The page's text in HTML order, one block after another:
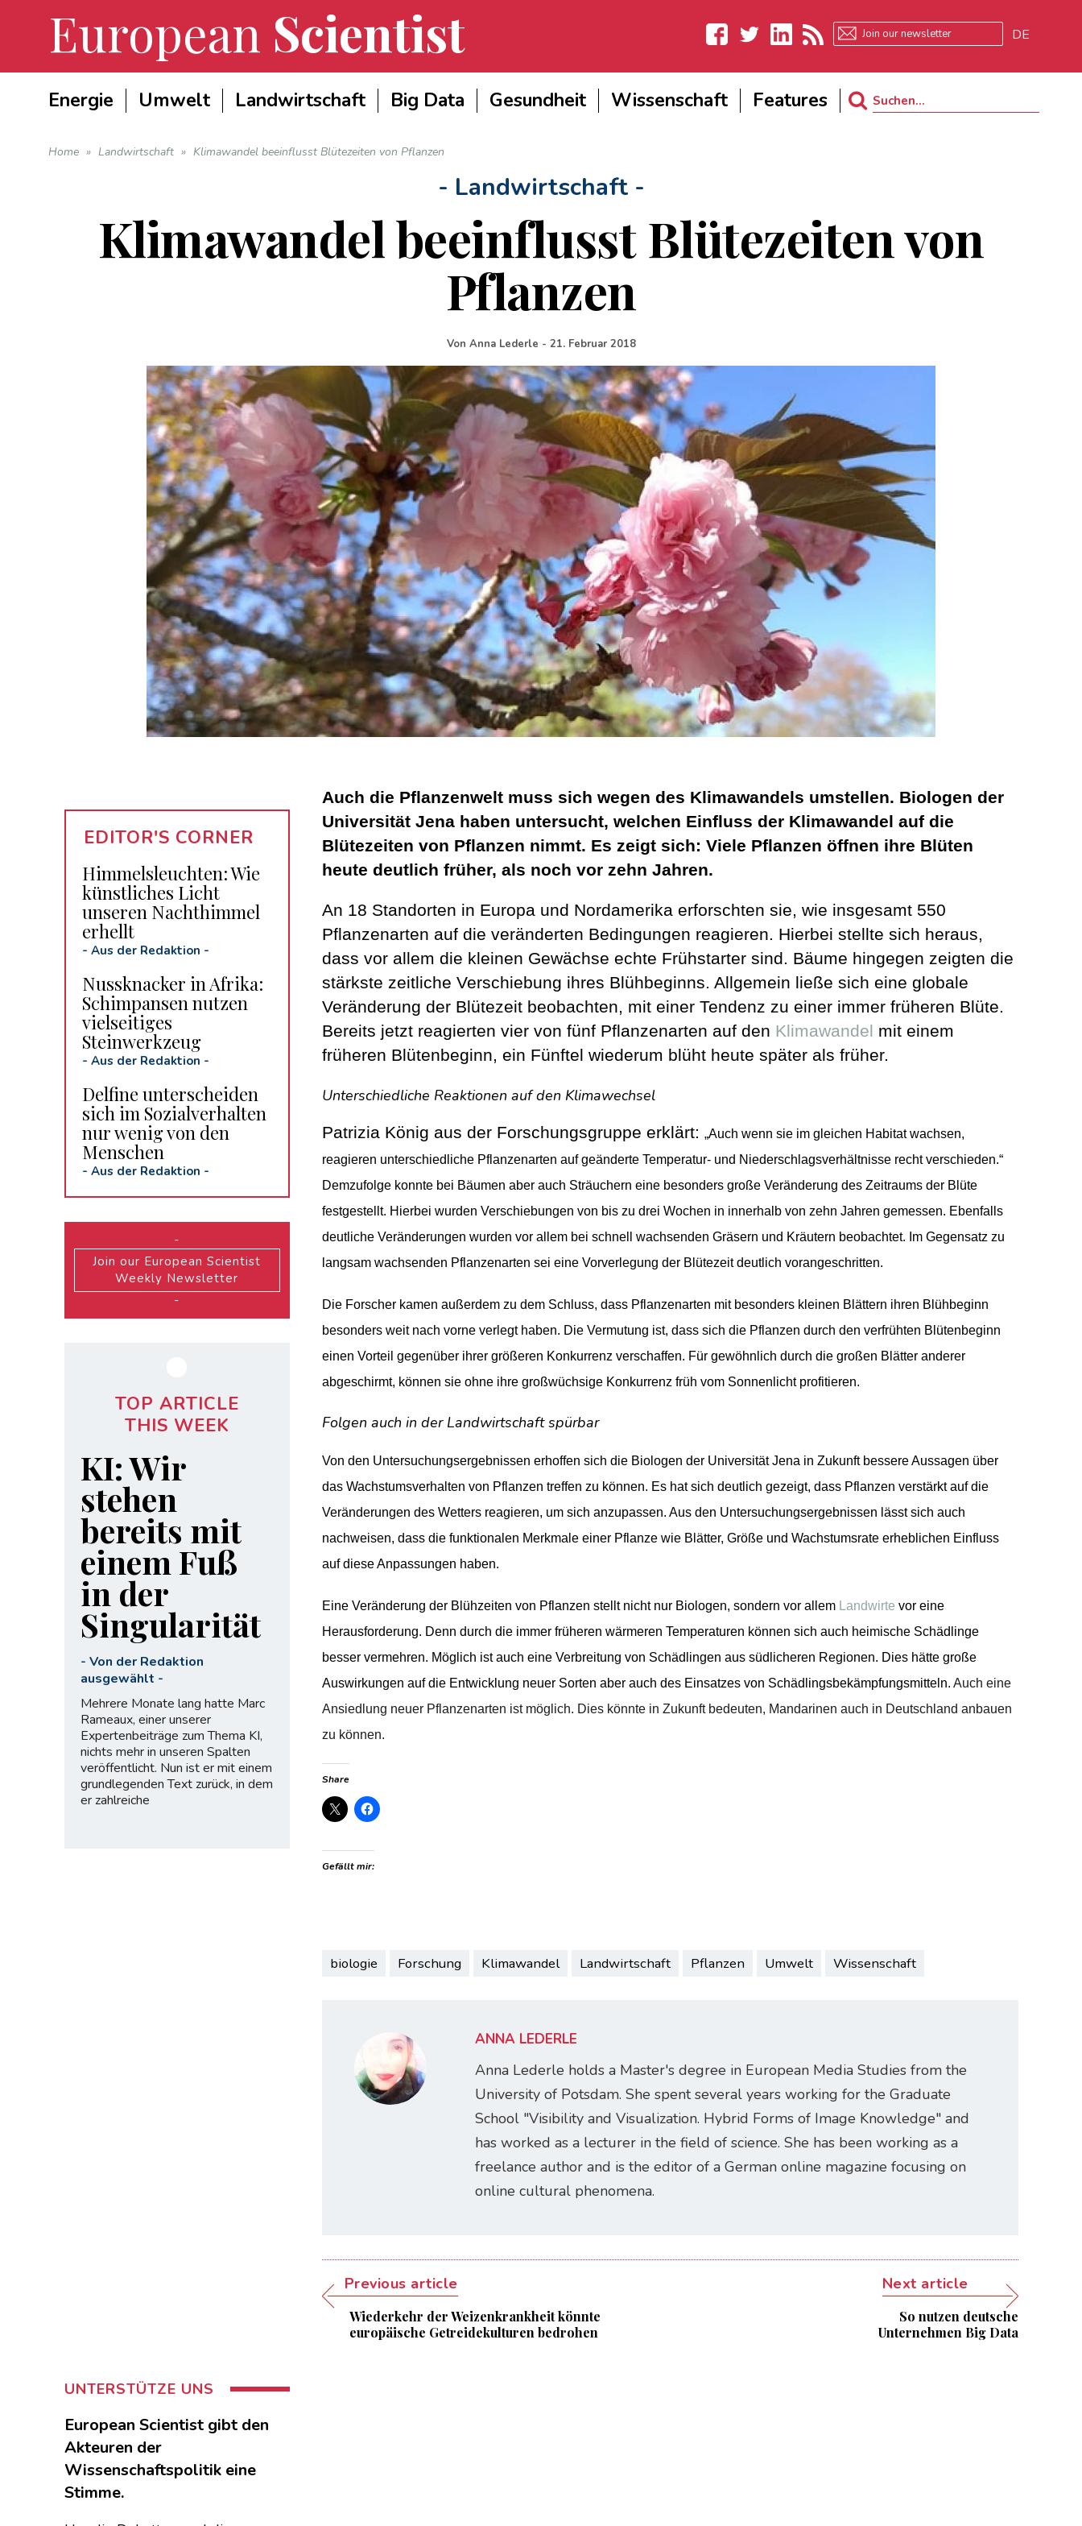
European Scientist
FacebookTwitter
DE
Energie Umwelt Landwirtschaft Big Data Gesundheit Wissenschaft Features
Search
Home » Landwirtschaft » Klimawandel beeinflusst Blütezeiten von Pflanzen
- Landwirtschaft -
Klimawandel beeinflusst Blütezeiten von
Pflanzen
Von Anna Lederle - 21. Februar 2018
Auch die Pflanzenwelt muss sich wegen des Klimawandels umstellen. Biologen der
Universität Jena haben untersucht, welchen Einfluss der Klimawandel auf die
Blütezeiten von Pflanzen nimmt. Es zeigt sich: Viele Pflanzen öffnen ihre Blüten
heute deutlich früher, als noch vor zehn Jahren.
An 18 Standorten in Europa und Nordamerika erforschten sie, wie insgesamt 550
Pflanzenarten auf die veränderten Bedingungen reagieren. Hierbei stellte sich heraus,
dass vor allem die kleinen Gewächse echte Frühstarter sind. Bäume hingegen zeigten die
stärkste zeitliche Verschiebung ihres Blühbeginns. Allgemein ließe sich eine globale
Veränderung der Blütezeit beobachten, mit einer Tendenz zu einer immer früheren Blüte.
Bereits jetzt reagierten vier von fünf Pflanzenarten auf den Klimawandel mit einem
früheren Blütenbeginn, ein Fünftel wiederum blüht heute später als früher.
Unterschiedliche Reaktionen auf den Klimawechsel
Patrizia König aus der Forschungsgruppe erklärt: „Auch wenn sie im gleichen Habitat wachsen,
reagieren unterschiedliche Pflanzenarten auf geänderte Temperatur- und Niederschlagsverhältnisse recht verschieden.“
Demzufolge konnte bei Bäumen aber auch Sträuchern eine besonders große Veränderung des Zeitraums der Blüte
festgestellt. Hierbei wurden Verschiebungen von bis zu drei Wochen in innerhalb von zehn Jahren gemessen. Ebenfalls
deutliche Veränderungen wurden vor allem bei schnell wachsenden Gräsern und Kräutern beobachtet. Im Gegensatz zu
langsam wachsenden Pflanzenarten sei eine Vorverlegung der Blütezeit deutlich vorangeschritten.
Die Forscher kamen außerdem zu dem Schluss, dass Pflanzenarten mit besonders kleinen Blättern ihren Blühbeginn
besonders weit nach vorne verlegt haben. Die Vermutung ist, dass sich die Pflanzen durch den verfrühten Blütenbeginn
einen Vorteil gegenüber ihrer größeren Konkurrenz verschaffen. Für gewöhnlich durch die großen Blätter anderer
abgeschirmt, können sie ohne ihre großwüchsige Konkurrenz früh vom Sonnenlicht profitieren.
Folgen auch in der Landwirtschaft spürbar
Von den Untersuchungsergebnissen erhoffen sich die Biologen der Universität Jena in Zukunft bessere Aussagen über
das Wachstumsverhalten von Pflanzen treffen zu können. Es hat sich deutlich gezeigt, dass Pflanzen verstärkt auf die
Veränderungen des Wetters reagieren, um sich anzupassen. Aus den Untersuchungsergebnissen lässt sich auch
nachweisen, dass die funktionalen Merkmale einer Pflanze wie Blätter, Größe und Wachstumsrate erheblichen Einfluss
auf diese Anpassungen haben.
Eine Veränderung der Blühzeiten von Pflanzen stellt nicht nur Biologen, sondern vor allemLandwirte vor eine
Herausforderung. Denn durch die immer früheren wärmeren Temperaturen können sich auch heimische Schädlinge
besser vermehren. Möglich ist auch eine Verbreitung von Schädlingen aus südlicheren Regionen. Dies hätte große
Auswirkungen auf die Entwicklung neuer Sorten aber auch des Einsatzes von Schädlingsbekämpfungsmitteln. Auch eine
Ansiedlung neuer Pflanzenarten ist möglich. Dies könnte in Zukunft bedeuten, Mandarinen auch in Deutschland anbauen
zu können.
Share
Gefällt mir:
biologie Forschung Klimawandel Landwirtschaft Pflanzen Umwelt Wissenschaft
ANNA LEDERLE
Anna Lederle holds a Master's degree in European Media Studies from the
University of Potsdam. She spent several years working for the Graduate
School "Visibility and Visualization. Hybrid Forms of Image Knowledge" and
has worked as a lecturer in the field of science. She has been working as a
freelance author and is the editor of a German online magazine focusing on
online cultural phenomena.
Previous article
Wiederkehr der Weizenkrankheit könnte
europäische Getreidekulturen bedrohen
Next article
So nutzen deutsche
Unternehmen Big Data
EDITOR'S CORNER
Himmelsleuchten: Wie
künstliches Licht
unseren Nachthimmel
erhellt
- Aus der Redaktion -
Nussknacker in Afrika:
Schimpansen nutzen
vielseitiges
Steinwerkzeug
- Aus der Redaktion -
Delfine unterscheiden
sich im Sozialverhalten
nur wenig von den
Menschen
- Aus der Redaktion -
-
Join our European Scientist
Weekly Newsletter
-
TOP ARTICLE
THIS WEEK
KI: Wir
stehen
bereits mit
einem Fuß
in der
Singularität
- Von der Redaktion
ausgewählt -
Mehrere Monate lang hatte Marc
Rameaux, einer unserer
Expertenbeiträge zum Thema KI,
nichts mehr in unseren Spalten
veröffentlicht. Nun ist er mit einem
grundlegenden Text zurück, in dem
er zahlreiche
UNTERSTÜTZE UNS
European Scientist gibt den
Akteuren der
Wissenschaftspolitik eine
Stimme.